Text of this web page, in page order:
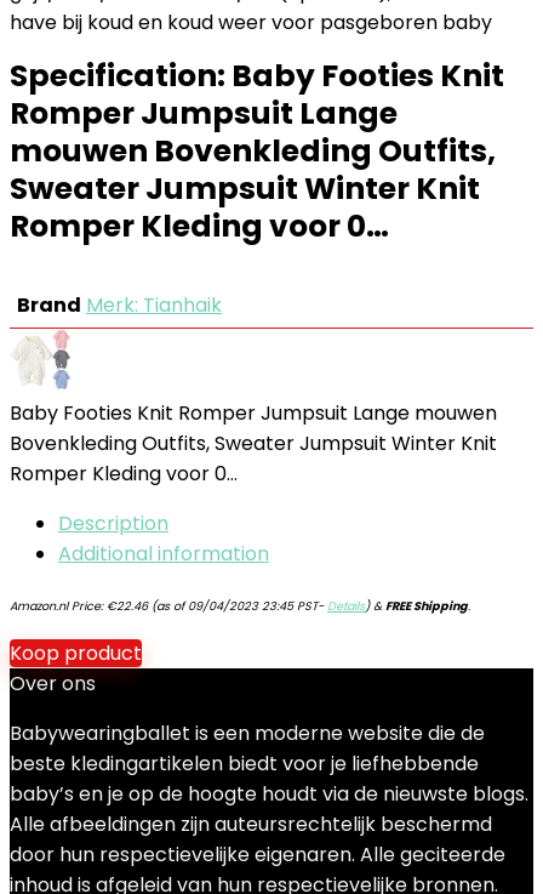
have bij koud en koud weer voor pasgeboren baby
Specification: Baby Footies Knit
Romper Jumpsuit Lange
mouwen Bovenkleding Outfits,
Sweater Jumpsuit Winter Knit
Romper Kleding voor 0…
Brand Merk: Tianhaik
Baby Footies Knit Romper Jumpsuit Lange mouwen
Bovenkleding Outfits, Sweater Jumpsuit Winter Knit
Romper Kleding voor 0…
Description
Additional information
Amazon.nl Price: €22.46(as of 09/04/2023 23:45 PST- Details)&FREE Shipping.
Koop product
Over ons
Babywearingballet is een moderne website die de
beste kledingartikelen biedt voor je liefhebbende
baby’s en je op de hoogte houdt via de nieuwste blogs.
Alle afbeeldingen zijn auteursrechtelijk beschermd
door hun respectievelijke eigenaren. Alle geciteerde
inhoud is afgeleid van hun respectievelijke bronnen.